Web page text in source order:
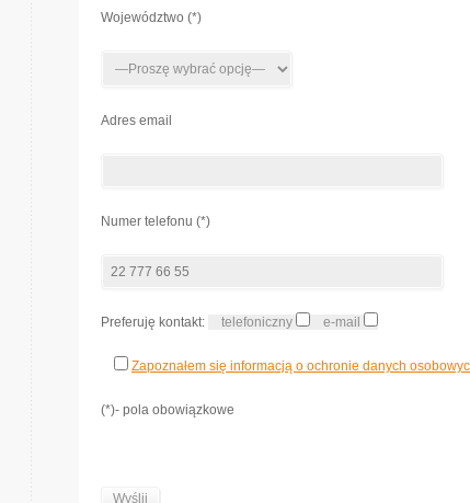
Województwo (*)
Adres email
Numer telefonu (*)
Preferuję kontakt: telefoniczny e-mail
Zapoznałem się informacją o ochronie danych
(*)- pola obowiązkowe